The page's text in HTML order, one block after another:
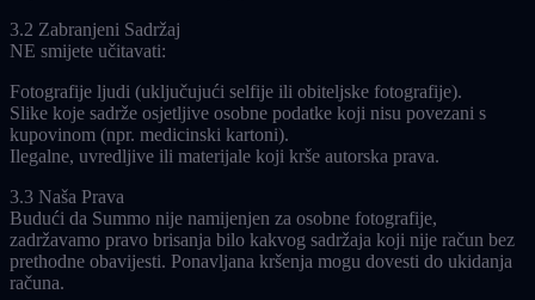
3.2 Zabranjeni Sadržaj
NE smijete učitavati:
Fotografije ljudi (uključujući selfije ili obiteljske fotografije).
Slike koje sadrže osjetljive osobne podatke koji nisu povezani s
kupovinom (npr. medicinski kartoni).
Ilegalne, uvredljive ili materijale koji krše autorska prava.
3.3 Naša Prava
Budući da Summo nije namijenjen za osobne fotografije,
zadržavamo pravo brisanja bilo kakvog sadržaja koji nije račun bez
prethodne obavijesti. Ponavljana kršenja mogu dovesti do ukidanja
računa.